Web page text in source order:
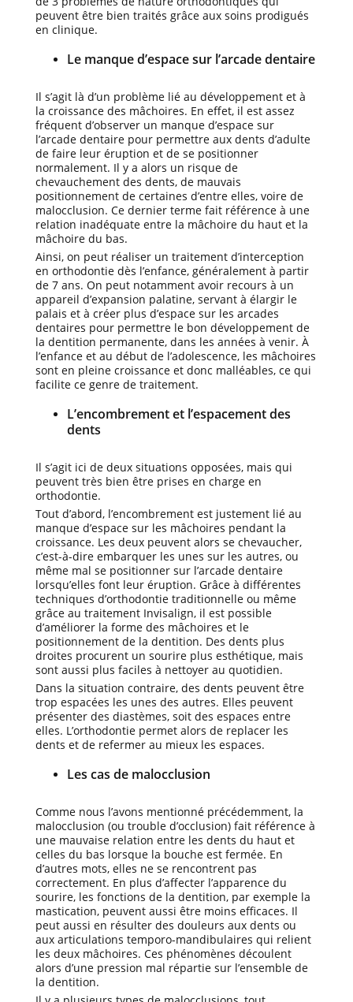
peuvent être bien traités grâce aux soins prodigués
en clinique.
Le manque d’espace sur l’arcade dentaire
Il s’agit là d’un problème lié au développement et à
la croissance des mâchoires. En effet, il est assez
fréquent d’observer un manque d’espace sur
l’arcade dentaire pour permettre aux dents d’adulte
de faire leur éruption et de se positionner
normalement. Il y a alors un risque de
chevauchement des dents, de mauvais
positionnement de certaines d’entre elles, voire de
malocclusion. Ce dernier terme fait référence à une
relation inadéquate entre la mâchoire du haut et la
mâchoire du bas.
Ainsi, on peut réaliser un traitement d’interception
en orthodontie dès l’enfance, généralement à partir
de 7 ans. On peut notamment avoir recours à un
appareil d’expansion palatine, servant à élargir le
palais et à créer plus d’espace sur les arcades
dentaires pour permettre le bon développement de
la dentition permanente, dans les années à venir. À
l’enfance et au début de l’adolescence, les mâchoires
sont en pleine croissance et donc malléables, ce qui
facilite ce genre de traitement.
L’encombrement et l’espacement des
dents
Il s’agit ici de deux situations opposées, mais qui
peuvent très bien être prises en charge en
orthodontie.
Tout d’abord, l’encombrement est justement lié au
manque d’espace sur les mâchoires pendant la
croissance. Les deux peuvent alors se chevaucher,
c’est-à-dire embarquer les unes sur les autres, ou
même mal se positionner sur l’arcade dentaire
lorsqu’elles font leur éruption. Grâce à différentes
techniques d’orthodontie traditionnelle ou même
grâce au traitement Invisalign, il est possible
d’améliorer la forme des mâchoires et le
positionnement de la dentition. Des dents plus
droites procurent un sourire plus esthétique, mais
sont aussi plus faciles à nettoyer au quotidien.
Dans la situation contraire, des dents peuvent être
trop espacées les unes des autres. Elles peuvent
présenter des diastèmes, soit des espaces entre
elles. L’orthodontie permet alors de replacer les
dents et de refermer au mieux les espaces.
Les cas de malocclusion
Comme nous l’avons mentionné précédemment, la
malocclusion (ou trouble d’occlusion) fait référence à
une mauvaise relation entre les dents du haut et
celles du bas lorsque la bouche est fermée. En
d’autres mots, elles ne se rencontrent pas
correctement. En plus d’affecter l’apparence du
sourire, les fonctions de la dentition, par exemple la
mastication, peuvent aussi être moins efficaces. Il
peut aussi en résulter des douleurs aux dents ou
aux articulations temporo-mandibulaires qui relient
les deux mâchoires. Ces phénomènes découlent
alors d’une pression mal répartie sur l’ensemble de
la dentition.